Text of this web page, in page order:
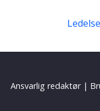
Ansvarlig redaktør|